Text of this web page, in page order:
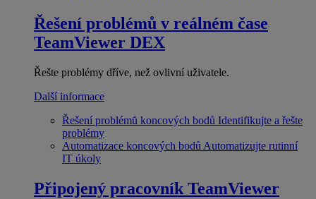
Řešení problémů v reálném čase
TeamViewer DEX
Řešte problémy dříve, než ovlivní uživatele.
Další informace
Řešení problémů koncových bodů Identifikujte a řešte
problémy
Automatizace koncových bodů Automatizujte rutinní
IT úkoly
Připojený pracovník TeamViewer